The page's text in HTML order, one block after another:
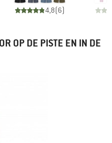
4,8(6)
OP DE PISTE EN IN DE